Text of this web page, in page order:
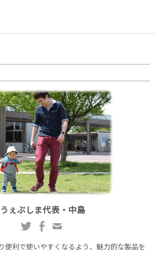
うぇぶしま代表・中島
便利で使いやすくなるよう、魅力的な製品を